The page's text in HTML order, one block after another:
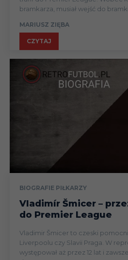
bramkarza, musiał wejść do
MARIUSZ ZIĘBA
CZYTAJ
BIOGRAFIE PIŁKARZY
Vladimír Šmicer –
do Premier League
Vladimir Šmicer to czeski
Liverpoolu czy Slavii Praga. W
występował aż przez 12 lat i